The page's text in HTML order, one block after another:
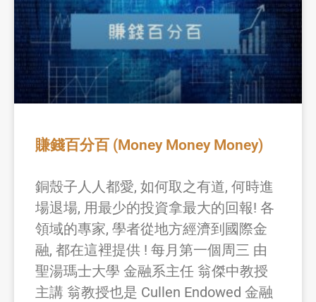
賺錢百分百 (Money Money Money)
銅殼子人人都愛, 如何取之有道, 何時進
場退場, 用最少的投資拿最大的回報! 各
領域的專家, 學者從地方經濟到國際金
融, 都在這裡提供 ! 每月第一個周三 由
聖湯瑪士大學 金融系主任 翁傑中教授
主講 翁教授也是 Cullen Endowed 金融